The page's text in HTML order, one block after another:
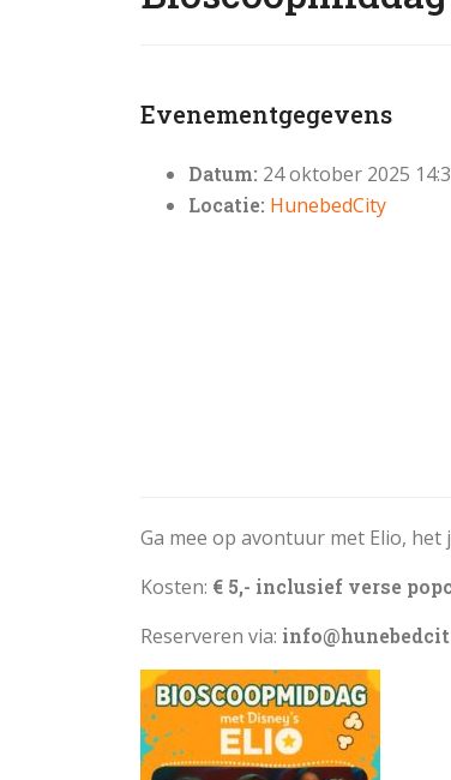
Evenementgegevens
Datum: 24 oktober 2025
Locatie: HunebedCity
Ga mee op avontuur met Elio,
Kosten: € 5,- inclusief verse
Reserveren via: